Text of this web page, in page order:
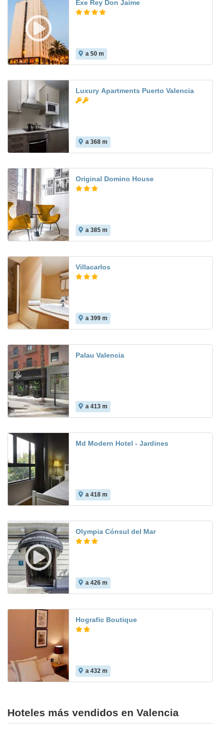
Exe Rey Don Jaime
a 50 m
Luxury Apartments Puerto Valencia
a 368 m
Original Domino House
a 385 m
Villacarlos
a 399 m
Palau Valencia
a 413 m
Md Modern Hotel - Jardines
a 418 m
Olympia Cónsul del Mar
a 426 m
Hografic Boutique
a 432 m
Hoteles más vendidos en Valencia